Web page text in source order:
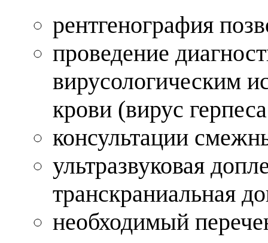
рентгенография
проведение
вирусологическим
крови (вирус
консультации
ультразвуковая
транскраниальная
необходимый